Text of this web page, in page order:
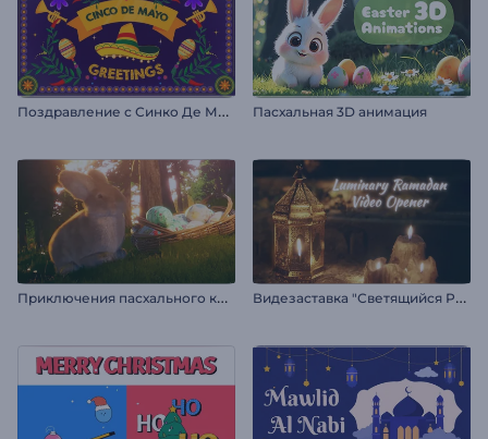
П
оздравление с Синко Де Майо Пасхальная 3D анимация
П
риключения пасхального кролика В
идезаставка "Светящийся Рамадан"